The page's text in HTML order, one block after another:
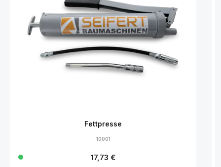
Fettpresse
10001
Regulärer Preis:
17,73 €